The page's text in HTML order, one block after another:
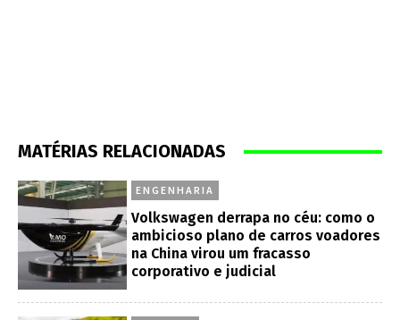
MATÉRIAS RELACIONADAS
ENGENHARIA
Volkswagen derrapa no céu: como o
ambicioso plano de carros voadores
na China virou um fracasso
corporativo e judicial